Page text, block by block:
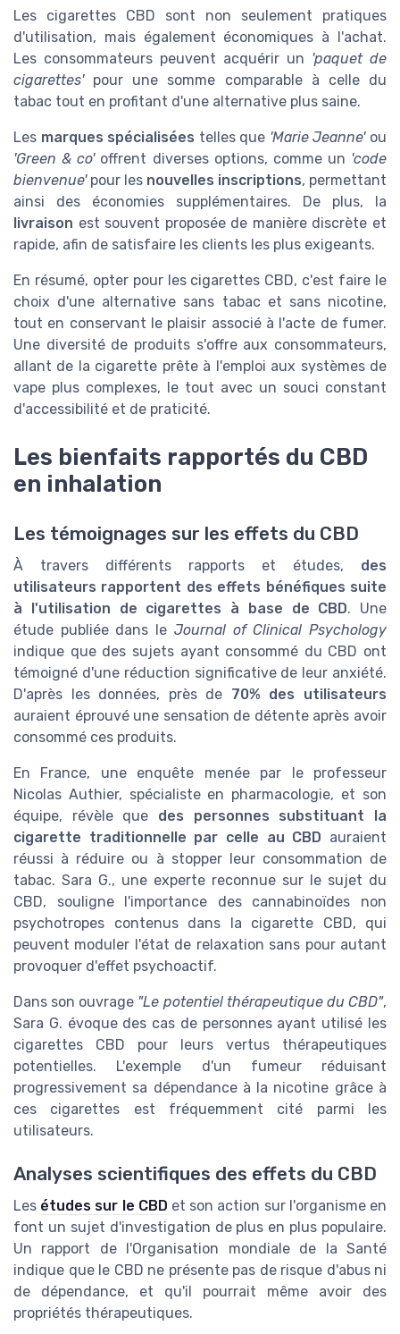
Les cigarettes CBD sont non seulement pratiques
d'utilisation, mais également économiques à l'achat.
Les consommateurs peuvent acquérir un 'paquet de
cigarettes'pour une somme comparable à celle du
tabac tout en profitant d'une alternative plus saine.
Les marques spécialisées telles que 'Marie Jeanne'ou
'Green & co'offrent diverses options, comme un 'code
bienvenue'pour les nouvelles inscriptions, permettant
ainsi des économies supplémentaires. De plus, la
livraison est souvent proposée de manière discrète et
rapide, afin de satisfaire les clients les plus exigeants.
En résumé, opter pour les cigarettes CBD, c'est faire le
choix d'une alternative sans tabac et sans nicotine,
tout en conservant le plaisir associé à l'acte de fumer.
Une diversité de produits s'offre aux consommateurs,
allant de la cigarette prête à l'emploi aux systèmes de
vape plus complexes, le tout avec un souci constant
d'accessibilité et de praticité.
Les bienfaits rapportés du CBD
en inhalation
Les témoignages sur les effets du CBD
À travers différents rapports et études, des
utilisateurs rapportent des effets bénéfiques suite
à l'utilisation de cigarettes à base de CBD. Une
étude publiée dans le Journal of Clinical Psychology
indique que des sujets ayant consommé du CBD ont
témoigné d'une réduction significative de leur anxiété.
D'après les données, près de 70% des utilisateurs
auraient éprouvé une sensation de détente après avoir
consommé ces produits.
En France, une enquête menée par le professeur
Nicolas Authier, spécialiste en pharmacologie, et son
équipe, révèle que des personnes substituant la
cigarette traditionnelle par celle au CBD auraient
réussi à réduire ou à stopper leur consommation de
tabac. Sara G., une experte reconnue sur le sujet du
CBD, souligne l'importance des cannabinoïdes non
psychotropes contenus dans la cigarette CBD, qui
peuvent moduler l'état de relaxation sans pour autant
provoquer d'effet psychoactif.
Dans son ouvrage "Le potentiel thérapeutique du CBD",
Sara G. évoque des cas de personnes ayant utilisé les
cigarettes CBD pour leurs vertus thérapeutiques
potentielles. L'exemple d'un fumeur réduisant
progressivement sa dépendance à la nicotine grâce à
ces cigarettes est fréquemment cité parmi les
utilisateurs.
Analyses scientifiques des effets du CBD
Les études sur le CBD et son action sur l'organisme en
font un sujet d'investigation de plus en plus populaire.
Un rapport de l'Organisation mondiale de la Santé
indique que le CBD ne présente pas de risque d'abus ni
de dépendance, et qu'il pourrait même avoir des
propriétés thérapeutiques.